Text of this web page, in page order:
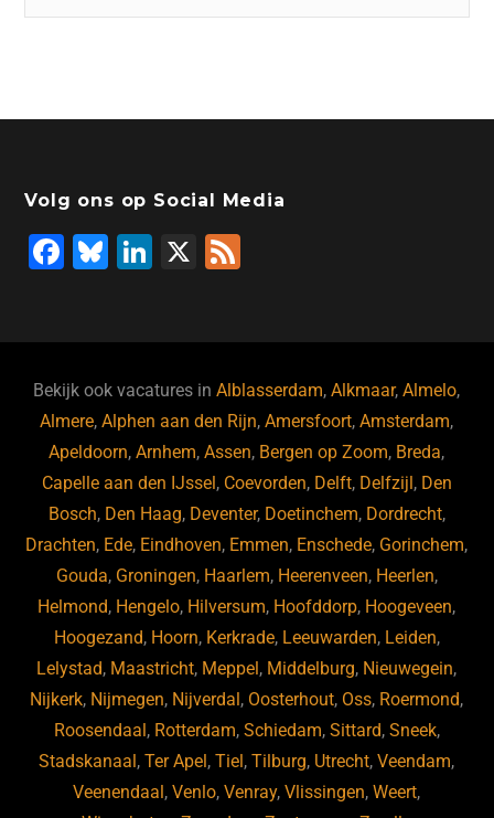
Volg ons op Social Media
F
b
o
o
k
Bl
ky
Li
dI
n
X
Bekijk ook vacatures inAlblasserdam,Alkmaar,Almelo,
Almere,Alphen aan den Rijn,Amersfoort,Amsterdam,
Apeldoorn,Arnhem,Assen, Bergen op Zoom, Breda,
Capelle aan den IJssel, Coevorden, Delft, Delfzijl, Den
Bosch, Den Haag, Deventer, Doetinchem, Dordrecht,
Drachten, Ede, Eindhoven, Emmen, Enschede, Gorinchem,
Gouda, Groningen, Haarlem, Heerenveen, Heerlen,
Helmond, Hengelo, Hilversum, Hoofddorp, Hoogeveen,
Hoogezand, Hoorn, Kerkrade, Leeuwarden, Leiden,
Lelystad, Maastricht, Meppel, Middelburg, Nieuwegein,
Nijkerk, Nijmegen, Nijverdal, Oosterhout, Oss, Roermond,
Roosendaal, Rotterdam, Schiedam, Sittard, Sneek,
Stadskanaal,Ter Apel,Tiel,Tilburg, Utrecht,Veendam,
Veenendaal,Venlo,Venray,Vlissingen,Weert,